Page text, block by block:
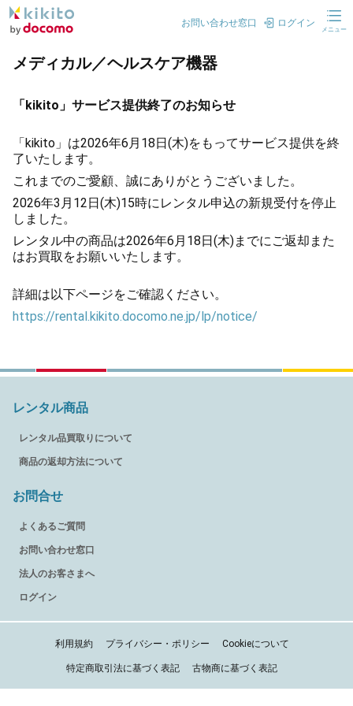
お問い合わせ窓口 ログイン
メニュー
メディカル／ヘルスケア機器
「kikito」サービス提供終了のお知らせ
「kikito」は2026年6月18日(木)をもってサービス提供を終
了いたします。
これまでのご愛顧、誠にありがとうございました。
2026年3月12日(木)15時にレンタル申込の新規受付を停止
しました。
レンタル中の商品は2026年6月18日(木)までにご返却また
はお買取をお願いいたします。
詳細は以下ページをご確認ください。
https://rental.kikito.docomo.ne.jp/lp/notice/
レンタル商品
レンタル品買取りについて
商品の返却方法について
お問合せ
よくあるご質問
お問い合わせ窓口
法人のお客さまへ
ログイン
利用規約 プライバシー・ポリシー Cookieについて
特定商取引法に基づく表記 古物商に基づく表記